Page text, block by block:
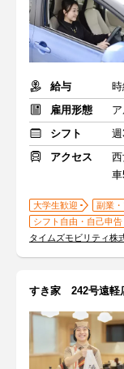
給与
雇用形態
シフト
アクセス
大学生歓迎 副業
シフト自由・自己申告
タイムズモビリティ株
すき家 242号遠軽